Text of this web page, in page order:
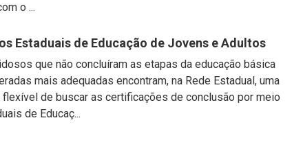
o ...
Estaduais de Educação de Jovens e Adultos
que não concluíram as etapas da educação básica
mais adequadas encontram, na Rede Estadual, uma
de buscar as certificações de conclusão por meio
de Educaç...